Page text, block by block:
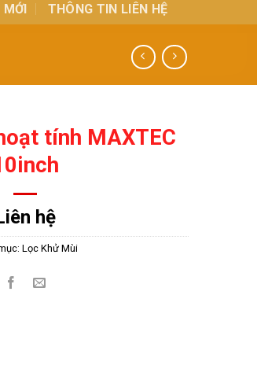
MỚI THÔNG TIN LIÊN HỆ
tính MAXTEC
hệ
Lọc Khử Mùi